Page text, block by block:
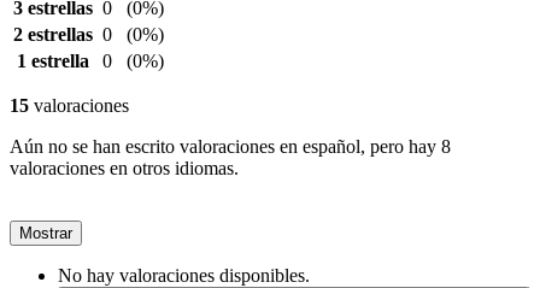
3 estrellas 0
(0%)
2 estrellas 0
(0%)
1 estrella
0 (0%)
15 valoraciones
Aún no se han escrito valoraciones en español, pero hay 8
valoraciones en otros idiomas.
Mostrar
No hay valoraciones disponibles.